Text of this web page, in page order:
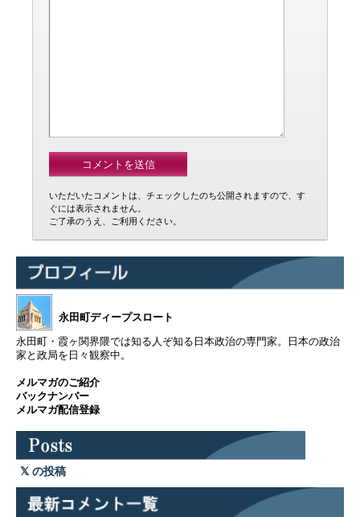
いただいたコメントは、チェックしたのち公開されますので、す
ぐには表示されません。
ご了承のうえ、ご利用ください。
永田町ディープスロート
永田町・霞ヶ関界隈では知る人ぞ知る日本政治の専門家。日本の政治
家と政局を日々観察中。
メルマガのご紹介
バックナンバー
メルマガ配信登録
の投稿